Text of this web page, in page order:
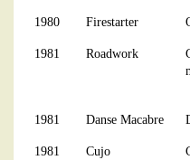
1980 Firestarter
1981 Roadwork
1981 Danse Macabre
1981 Cujo